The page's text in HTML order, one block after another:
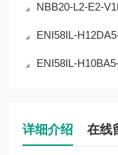
NBB20-L2-E2-
ENI58IL-H12DA5-
ENI58IL-
详细介绍 在线